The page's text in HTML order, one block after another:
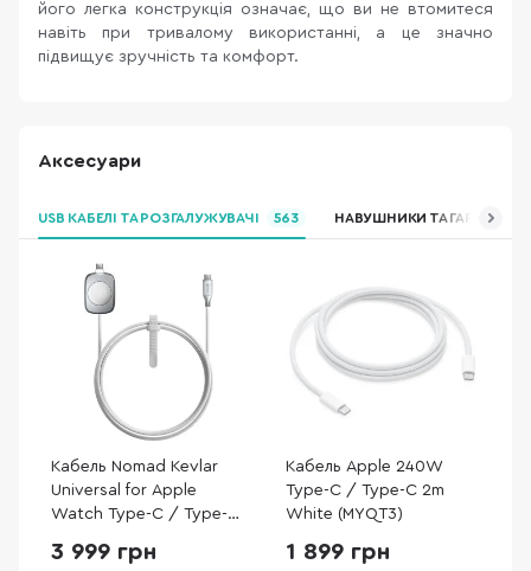
його легка конструкція означає, що ви не втомитеся
навіть при тривалому використанні, а це значно
підвищує зручність та комфорт.
Аксесуари
USB КАБЕЛІ ТА РОЗГАЛУЖУВАЧІ 563 НАВУШНИКИ ТА ГАРНІТУРИ
Кабель Nomad Kevlar
Universal for Apple
Watch Type-C / Type-C
(NM014667858)
3 999 грн
Кабель Apple 240W
Type-C / Type-C 2m
White (MYQT3)
1 899 грн